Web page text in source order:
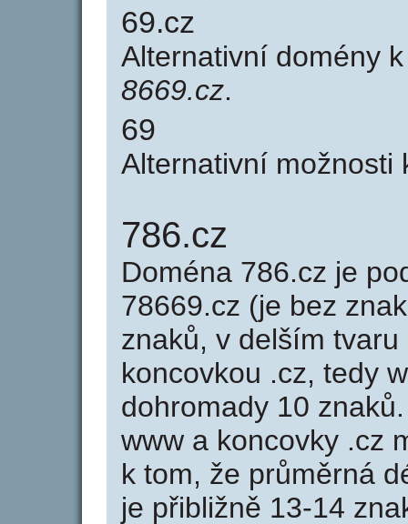
69.cz
Alternativní domény
8669.cz.
69
Alternativní možnosti
786.cz
Doména 786.cz je
78669.cz (je bez
znaků, v delším
koncovkou .cz, tedy
dohromady 10
www a koncovky .cz
k tom, že průměrná
je přibližně 13-14